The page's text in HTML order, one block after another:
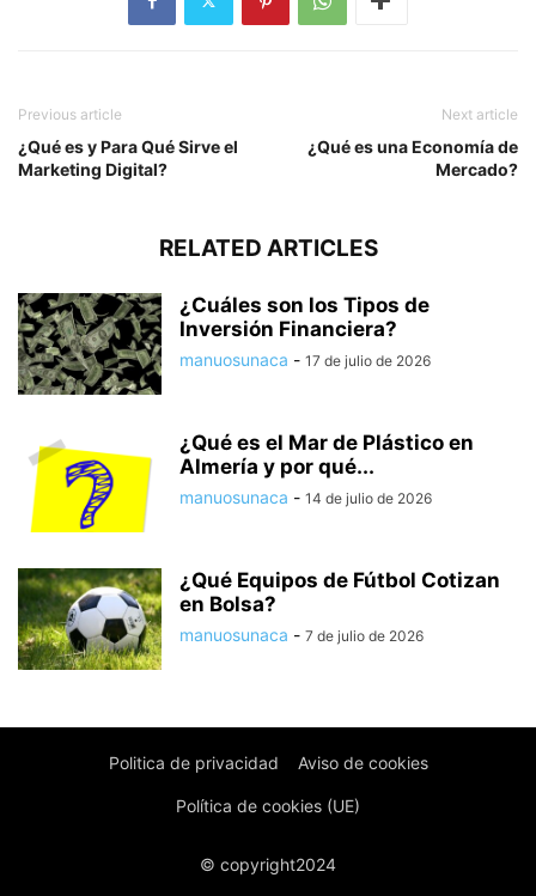
Previous article
¿Qué es y Para Qué Sirve el
Marketing Digital?
Next article
¿Qué es una Economía de
Mercado?
RELATED ARTICLES
¿Cuáles son los Tipos de
Inversión Financiera?
manuosunaca - 17 de julio de 2026
¿Qué es el Mar de Plástico en
Almería y por qué...
manuosunaca - 14 de julio de 2026
¿Qué Equipos de Fútbol Cotizan
en Bolsa?
manuosunaca - 7 de julio de 2026
Politica de privacidad Aviso de cookies
Política de cookies (UE)
© copyright2024